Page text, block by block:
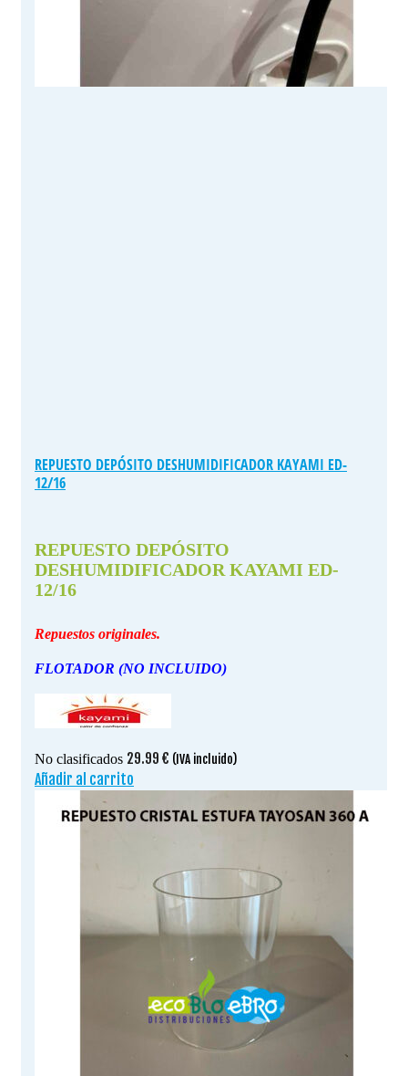
REPUESTO DEPÓSITO DESHUMIDIFICADOR KAYAMI ED-
12/16
REPUESTO DEPÓSITO
DESHUMIDIFICADOR KAYAMI ED-
12/16
Repuestos originales.
FLOTADOR (NO INCLUIDO)
No clasificados 29.99 € (IVA incluido)
Añadir al carrito